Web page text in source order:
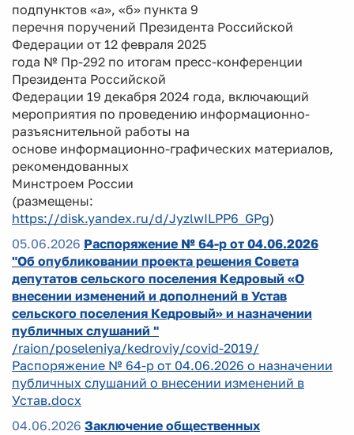
подпунктов «а», «б» пункта 9
перечня поручений Президента Российской
Федерации от 12 февраля 2025
года № Пр-292 по итогам пресс-конференции
Президента Российской
Федерации 19 декабря 2024 года, включающий
мероприятия по проведению информационно-
разъяснительной работы на
основе информационно-графических материалов,
рекомендованных
Минстроем России
(размещены:
https://disk.yandex.ru/d/JyzlwILPP6_GPg)
05.06.2026 Распоряжение № 64-р от 04.06.2026
"Об опубликовании проекта решения Совета
депутатов сельского поселения Кедровый «О
внесении изменений и дополнений в Устав
сельского поселения Кедровый» и назначении
публичных слушаний "
/raion/poseleniya/kedroviy/covid-2019/
Распоряжение № 64-р от 04.06.2026 о назначении
публичных слушаний о внесении изменений в
Устав.docx
04.06.2026 Заключение общественных